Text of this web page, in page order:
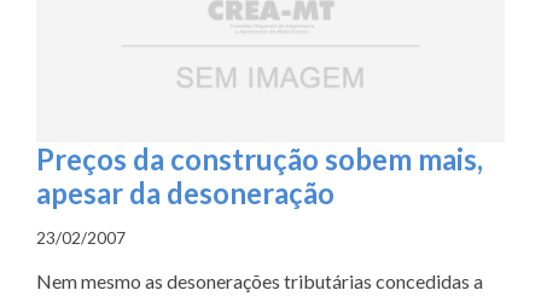
Preços da construção sobem mais,
apesar da desoneração
23/02/2007
Nem mesmo as desonerações tributárias concedidas a